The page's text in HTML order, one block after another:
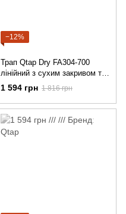
−12%
Трап Qtap Dry FA304-700
лінійний з сухим закривом та
нержавіючою решіткою
1 594 грн 1 816 грн